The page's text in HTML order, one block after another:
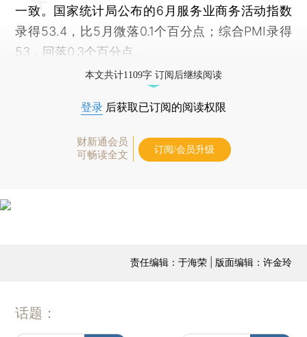
一致。国家统计局公布的6月服务业商务活动指数
录得53.4，比5月微落0.1个百分点；综合PMI录得
53，回落0.3个百分点。
本文共计1109字 订阅后继续阅读
登录 后获取已订阅的阅读权限
财新通会员
可畅读全文
订阅/会员升级
责任编辑：于海荣 | 版面编辑：许金玲
话题：